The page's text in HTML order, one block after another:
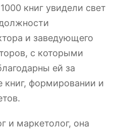
книг увидели свет
и заведующего
с которыми
ей за
книг, формировании и
и маркетолог, она